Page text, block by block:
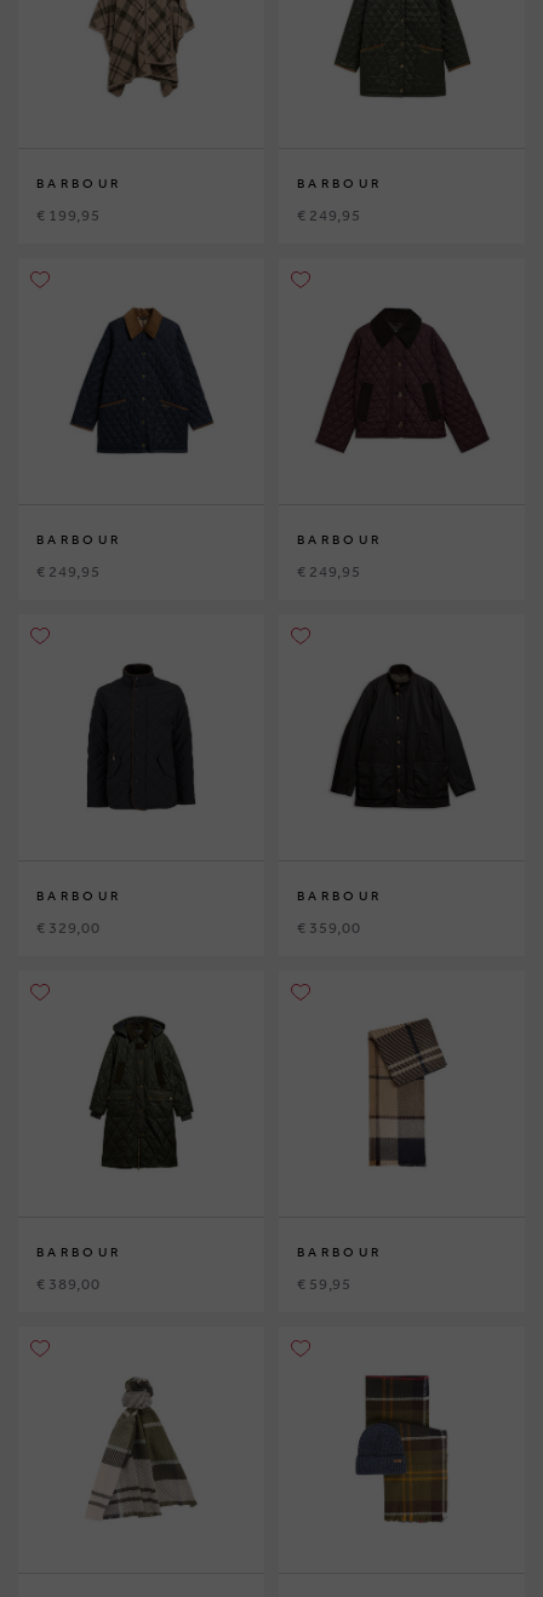
BARBOUR
€ 199,95
BARBOUR
€ 249,95
BARBOUR
€ 249,95
BARBOUR
€ 249,95
BARBOUR
€ 329,00
BARBOUR
€ 359,00
BARBOUR
€ 389,00
BARBOUR
€ 59,95